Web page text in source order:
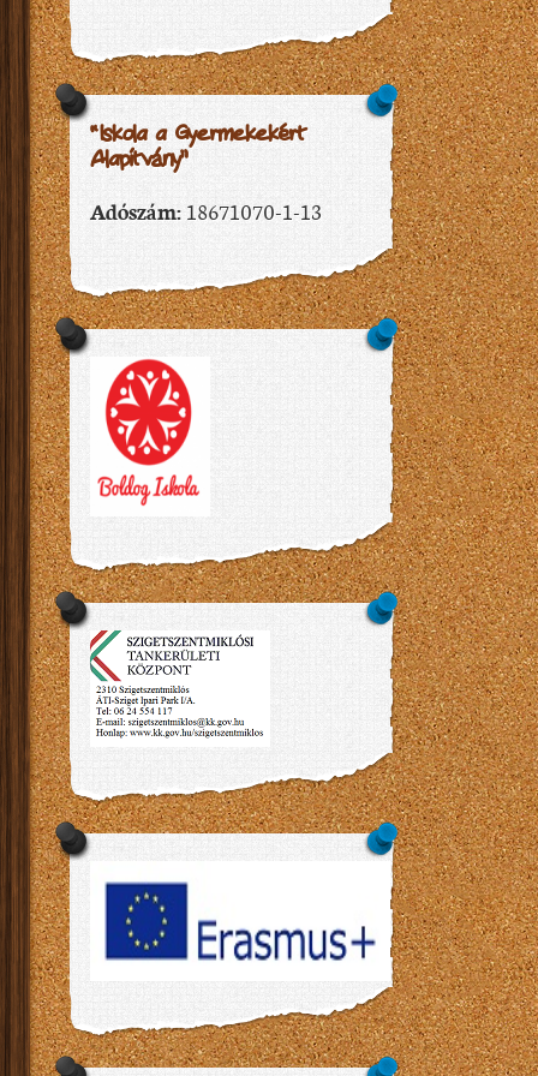
“Iskola a Gyermekekért
Alapítvány”
Adószám:18671070-1-13